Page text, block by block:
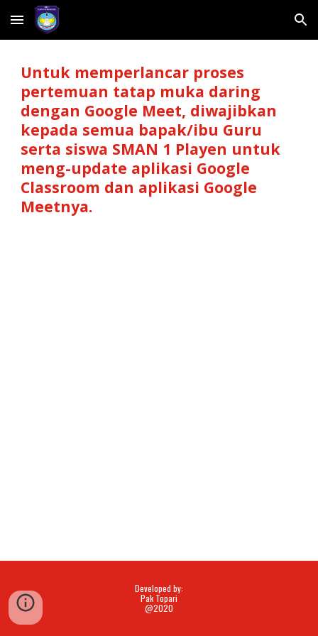
Skip to main content Skip to navigation
Untuk memperlancar proses
pertemuan tatap muka daring
dengan Google Meet, diwajibkan
kepada semua bapak/ibu Guru
serta siswa SMAN 1 Playen untuk
meng-update aplikasi Google
Classroom dan aplikasi Google
Meetnya.
Developed by:
Pak Topari
@2020